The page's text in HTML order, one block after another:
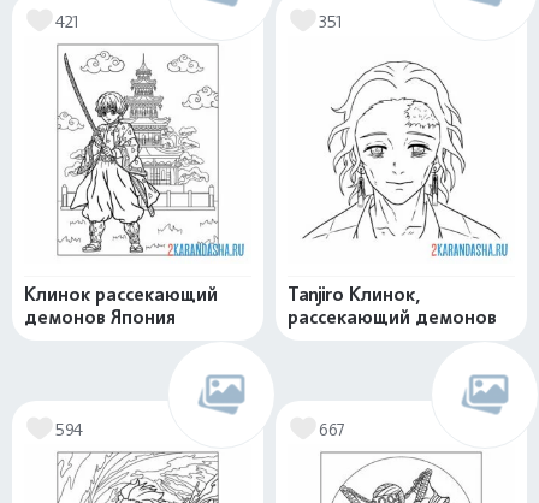
421
Клинок рассекающий
демонов Япония
351
Tanjiro Клинок,
рассекающий демонов
594 667